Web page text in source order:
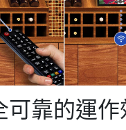
可靠的運作